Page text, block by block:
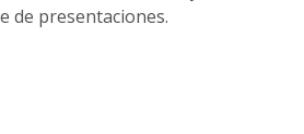
de presentaciones.